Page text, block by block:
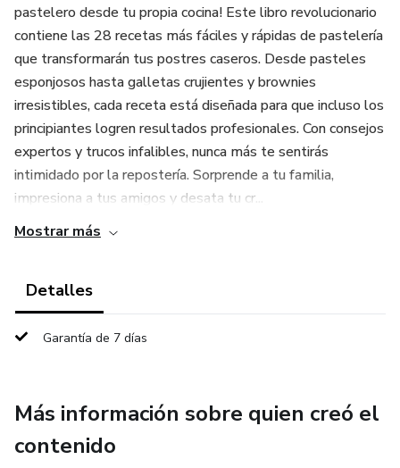
pastelero desde tu propia cocina! Este libro revolucionario
contiene las 28 recetas más fáciles y rápidas de pastelería
que transformarán tus postres caseros. Desde pasteles
esponjosos hasta galletas crujientes y brownies
irresistibles, cada receta está diseñada para que incluso los
principiantes logren resultados profesionales. Con consejos
expertos y trucos infalibles, nunca más te sentirás
intimidado por la repostería. Sorprende a tu familia,
impresiona a tus amigos y desata tu cr...
Mostrar más
Detalles
Garantía de 7 días
Más información sobre quien creó el
contenido